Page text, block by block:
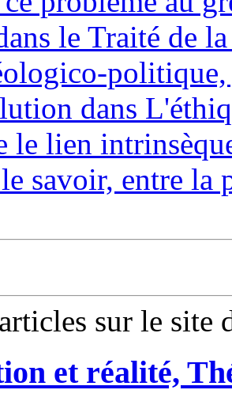
le Traité de
politique,
dans
le lien
savoir, entre la
sur le site
et réalité,